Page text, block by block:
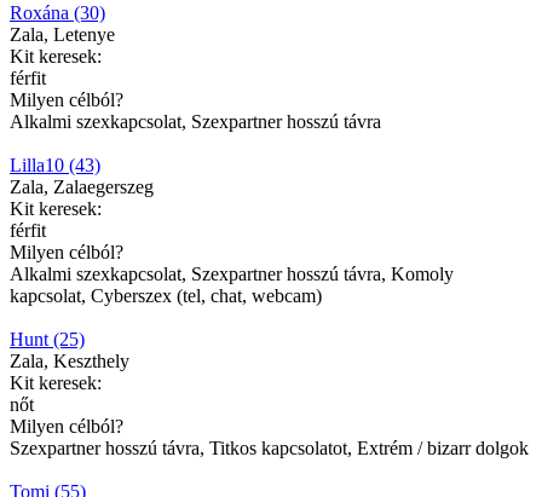
Roxána (30)
Zala, Letenye
Kit keresek:
férfit
Milyen célból?
Alkalmi szexkapcsolat, Szexpartner hosszú távra
Lilla10 (43)
Zala, Zalaegerszeg
Kit keresek:
férfit
Milyen célból?
Alkalmi szexkapcsolat, Szexpartner hosszú távra, Komoly
kapcsolat, Cyberszex (tel, chat, webcam)
Hunt (25)
Zala, Keszthely
Kit keresek:
nőt
Milyen célból?
Szexpartner hosszú távra, Titkos kapcsolatot, Extrém / bizarr dolgok
Tomi (55)